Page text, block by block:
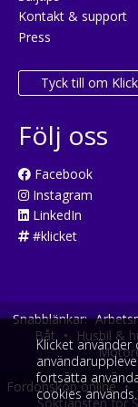
Kontakt & support
Press
Tyck till om
Följ oss
Facebook
Instagram
LinkedIn
#klicket
Snabblänkar:
Båt • Husbil &
Fordonsköp online •
Söktjänsten för
Klicket
fortsätta
cookies används.